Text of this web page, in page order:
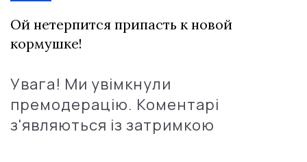
Ой нетерпится припасть к новой
кормушке!
Увага! Ми увімкнули
премодерацію. Коментарі
з'являються із затримкою